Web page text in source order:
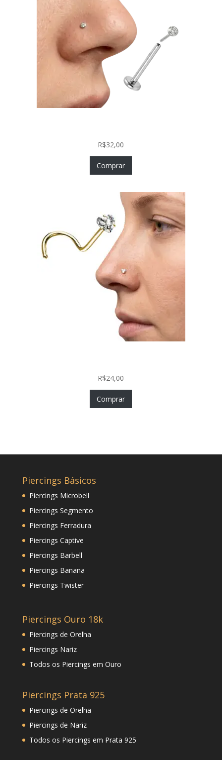
R$32,00
Comprar
R$24,00
Comprar
Piercings Básicos
Piercings Microbell
Piercings Segmento
Piercings Ferradura
Piercings Captive
Piercings Barbell
Piercings Banana
Piercings Twister
Piercings Ouro 18k
Piercings de Orelha
Piercings Nariz
Todos os Piercings em Ouro
Piercings Prata 925
Piercings de Orelha
Piercings de Nariz
Todos os Piercings em Prata 925